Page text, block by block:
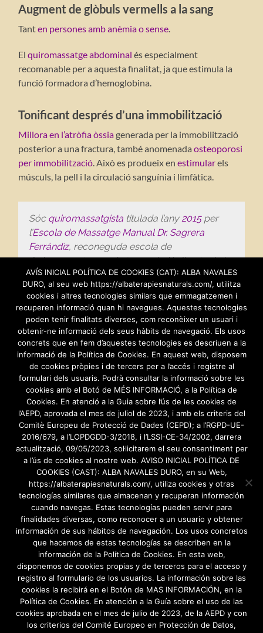
Augment de glòbuls vermells a la sang
Tanten persones amb anèmia o sense
Elquiromassatge abdominal és especialment
recomanable per a aquesta finalitat, ja que estimula la
funció formadora d’hemoglobina.
Tonificant després d’una immobilització
Millora en l’atròfia òssia generada per la immobilització
posterior a una fractura, també anomenadaosteoporosi
per immobilització . Això es produeix enestimularels
músculs, la pell i la circulació sanguínia i limfàtica.
Sóc quiromassatgistatitulada l’any2015per
l’Escola de Massatge Manual Dr. Sagrera
Ferrándiz, reconeguda escola de
Quiromassatge per la transmissió directa de la
tècnica de Quiromassatge pel seu creador, el
Dr. Vicente Lino Ferrándiz i pel Dr. Jordi Sagrera i
la resta de l’equip docent. Els meus professors
van ser el mateix Dr. Jordi Sagrera, l’Arseni
Sánchezi laSonia Rodrigo.
Actualment, l’escola ja no existeix, però els
seus integrants continuen transmetent els seus
coneixements a l’Espai Manual, en el cas de
l’Arseni Sánchez i la Marifé López, i a ISMET, en
el cas del Dr. Jordi Sagrera.
ElSegon Nivellel vaig cursar a l’Espai Manual,
curs de 96 hores impartit per l’Arseni Sánchez,
laMarifé López , laDolors Tous, el Mario Lloreti
elCarles Roy.
Avís legal/Politica de Privacitat
Política de Cookies
AVÍS INICIAL POLÍTICA DE COOKIES (CAT): ALBA NAVALES
DURO, al seu web https://albaterapiesnaturals.com/, utilitza
cookies i altres tecnologies similars que emmagatzemen i
recuperen informació quan hi navegues. Aquestes tecnologies
poden tenir finalitats diverses, com reconèixer un usuari i
obtenir-ne informació dels seus hàbits de navegació. Els usos
concrets que en fem d’aquestes tecnologies es descriuen a la
informació de la Política de Cookies. En aquest web, disposem
de cookies pròpies i de tercers per a l’accés i registre al
formulari dels usuaris. Podrà consultar la informació sobre les
cookies amb el Botó de MÉS INFORMACIÓ, a la Política de
Cookies. En atenció a la Guia sobre l’ús de les cookies de
l’AEPD, aprovada el mes de juliol de 2023, i amb els criteris del
Comitè Europeu de Protecció de Dades (CEPD); a l’RGPD-UE-
2016/679, a l’LOPDGDD-3/2018, i l’LSSI-CE-34/2002, darrera
actualització, 09/05/2023, sol·licitarem el seu consentiment per
a l’ús de cookies al nostre web. AVISO INICIAL POLÍTICA DE
COOKIES (CAST): ALBA NAVALES DURO, en su Web,
https://albaterapiesnaturals.com/, utiliza cookies y otras
tecnologías similares que almacenan y recuperan información
cuando navegas. Estas tecnologías pueden servir para
finalidades diversas, como reconocer a un usuario y obtener
información de sus hábitos de navegación. Los usos concretos
que hacemos de estas tecnologías se describen en la
información de la Política de Cookies. En esta web,
disponemos de cookies propias y de terceros para el acceso y
registro al formulario de los usuarios. La información sobre las
cookies la recibirá en el Botón de MAS INFORMACIÓN, en la
Política de Cookies. En atención a la Guía sobre el uso de las
cookies aprobada en el mes de julio de 2023, de la AEPD y con
los criterios del Comité Europeo en Protección de Datos,